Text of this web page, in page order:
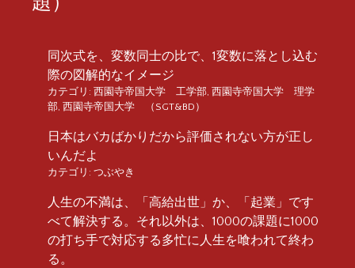
同次式を、変数同士の比で、1変数に落とし込む
際の図解的なイメージ
カテゴリ: 西園寺帝国大学 工学部, 西園寺帝国大学 理学
部, 西園寺帝国大学 （SGT&BD）
日本はバカばかりだから評価されない方が正し
いんだよ
カテゴリ: つぶやき
人生の不満は、「高給出世」か、「起業」です
べて解決する。それ以外は、1000の課題に1000
の打ち手で対応する多忙に人生を喰われて終わ
る。